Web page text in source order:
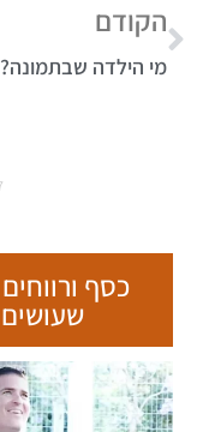
הקודם
מי הילדה שבתמונה?
כסף
שעושים 93% מבעלי העסקים